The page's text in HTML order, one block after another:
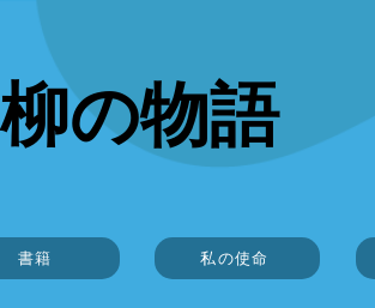
柳の物語
書籍 私の使命